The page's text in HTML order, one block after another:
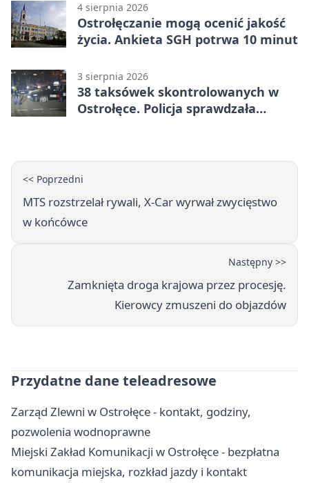
4 sierpnia 2026
Ostrołęczanie mogą ocenić jakość
życia. Ankieta SGH potrwa 10 minut
3 sierpnia 2026
38 taksówek skontrolowanych w
Ostrołęce. Policja sprawdzała
<< Poprzedni
MTS rozstrzelał rywali, X-Car wyrwał zwycięstwo
w końcówce
Następny >>
Zamknięta droga krajowa przez procesję.
Kierowcy zmuszeni do objazdów
Przydatne dane teleadresowe
Zarząd Zlewni w Ostrołęce - kontakt, godziny,
pozwolenia wodnoprawne
Miejski Zakład Komunikacji w Ostrołęce - bezpłatna
komunikacja miejska, rozkład jazdy i kontakt